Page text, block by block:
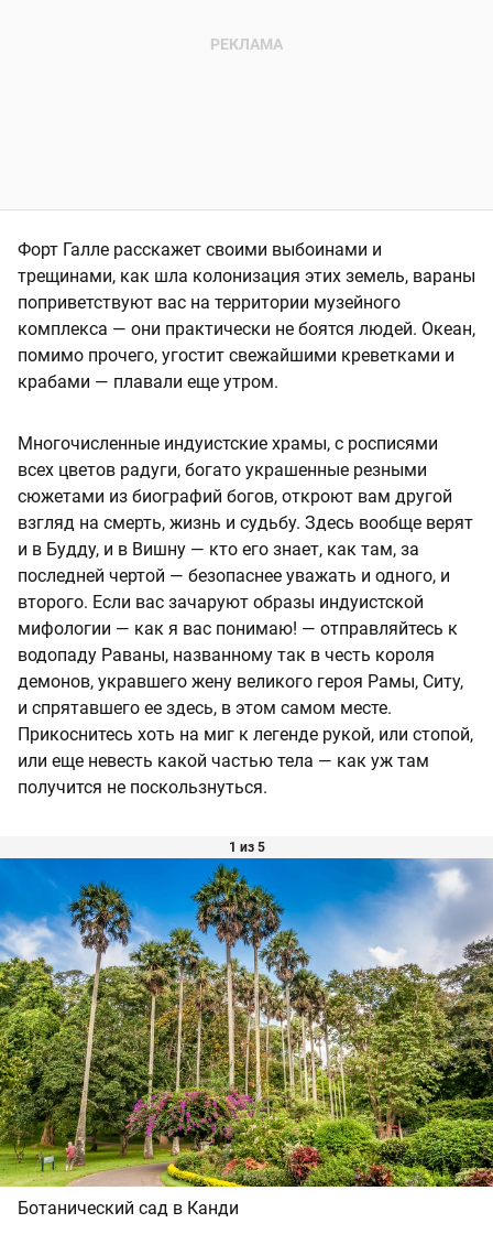
Форт Галле расскажет своими выбоинами и
трещинами, как шла колонизация этих земель, вараны
поприветствуют вас на территории музейного
комплекса — они практически не боятся людей. Океан,
помимо прочего, угостит свежайшими креветками и
крабами — плавали еще утром.
Многочисленные индуистские храмы, с росписями
всех цветов радуги, богато украшенные резными
сюжетами из биографий богов, откроют вам другой
взгляд на смерть, жизнь и судьбу. Здесь вообще верят
и в Будду, и в Вишну — кто его знает, как там, за
последней чертой — безопаснее уважать и одного, и
второго. Если вас зачаруют образы индуистской
мифологии — как я вас понимаю! — отправляйтесь к
водопаду Раваны, названному так в честь короля
демонов, укравшего жену великого героя Рамы, Ситу,
и спрятавшего ее здесь, в этом самом месте.
Прикоснитесь хоть на миг к легенде рукой, или стопой,
или еще невесть какой частью тела — как уж там
получится не поскользнуться.
1 из 5
Ботанический сад в Канди